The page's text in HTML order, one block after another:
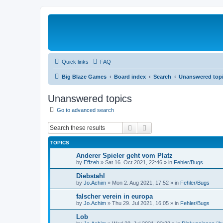
Quick links FAQ
Big Blaze Games Board index Search Unanswered
Unanswered topics
Go to advanced search
Search
TOPICS
Anderer Spieler geht vom Platz
by Effzeh » Sat 16. Oct 2021, 22:46 » in Fehler/Bugs
Diebstahl
by Jo.Achim » Mon 2. Aug 2021, 17:52 » in Fehler/Bugs
falscher verein in europa
by Jo.Achim » Thu 29. Jul 2021, 16:05 » in Fehler/Bugs
Lob